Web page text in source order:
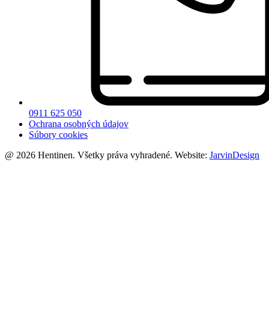
0911 625 050
Ochrana osobných údajov
Súbory cookies
@ 2026 Hentinen. Všetky práva vyhradené. Website: JarvinDesign